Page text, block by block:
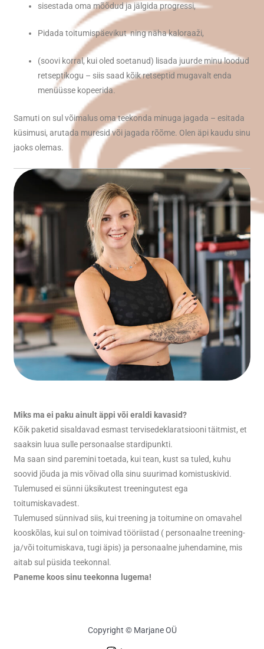
sisestada oma mõõdud ja jälgida progressi,
Pidada toitumispäevikut ning näha kaloraaži,
(soovi korral, kui oled soetanud) lisada juurde minu loodud
retseptikogu – siis saad kõik retseptid mugavalt enda
menüüsse kopeerida.
Samuti on sul võimalus oma teekonda minuga jagada – esitada
küsimusi, arutada muresid või jagada rõõme. Olen äpi kaudu sinu
jaoks olemas.
Miks ma ei paku ainult äppi või eraldi kavasid?
Kõik paketid sisaldavad esmast tervisedeklaratsiooni täitmist, et
saaksin luua sulle personaalse stardipunkti.
Ma saan sind paremini toetada, kui tean, kust sa tuled, kuhu
soovid jõuda ja mis võivad olla sinu suurimad komistuskivid.
Tulemused ei sünni üksikutest treeningutest ega
toitumiskavadest.
Tulemused sünnivad siis, kui treening ja toitumine on omavahel
kooskõlas, kui sul on toimivad tööriistad ( personaalne treening-
ja/või toitumiskava, tugi äpis) ja personaalne juhendamine, mis
aitab sul püsida teekonnal.
Paneme koos sinu teekonna lugema!
Copyright © Marjane OÜ